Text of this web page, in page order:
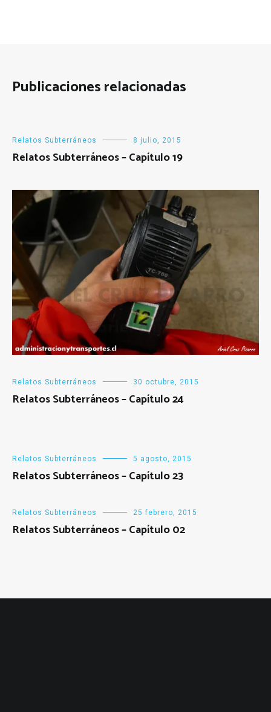
Publicaciones relacionadas
Relatos Subterráneos 8 julio, 2015
Relatos Subterráneos – Capítulo 19
Relatos Subterráneos 30 octubre, 2015
Relatos Subterráneos – Capítulo 24
Relatos Subterráneos 5 agosto, 2015
Relatos Subterráneos – Capítulo 23
Relatos Subterráneos 25 febrero, 2015
Relatos Subterráneos – Capítulo 02